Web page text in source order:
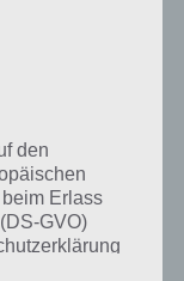
den
Erlass
GVO)